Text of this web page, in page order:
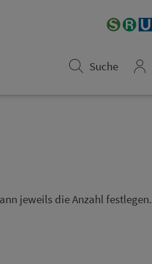
Suche
jeweils die Anzahl festlegen.